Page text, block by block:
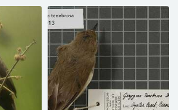
Prinia subflava